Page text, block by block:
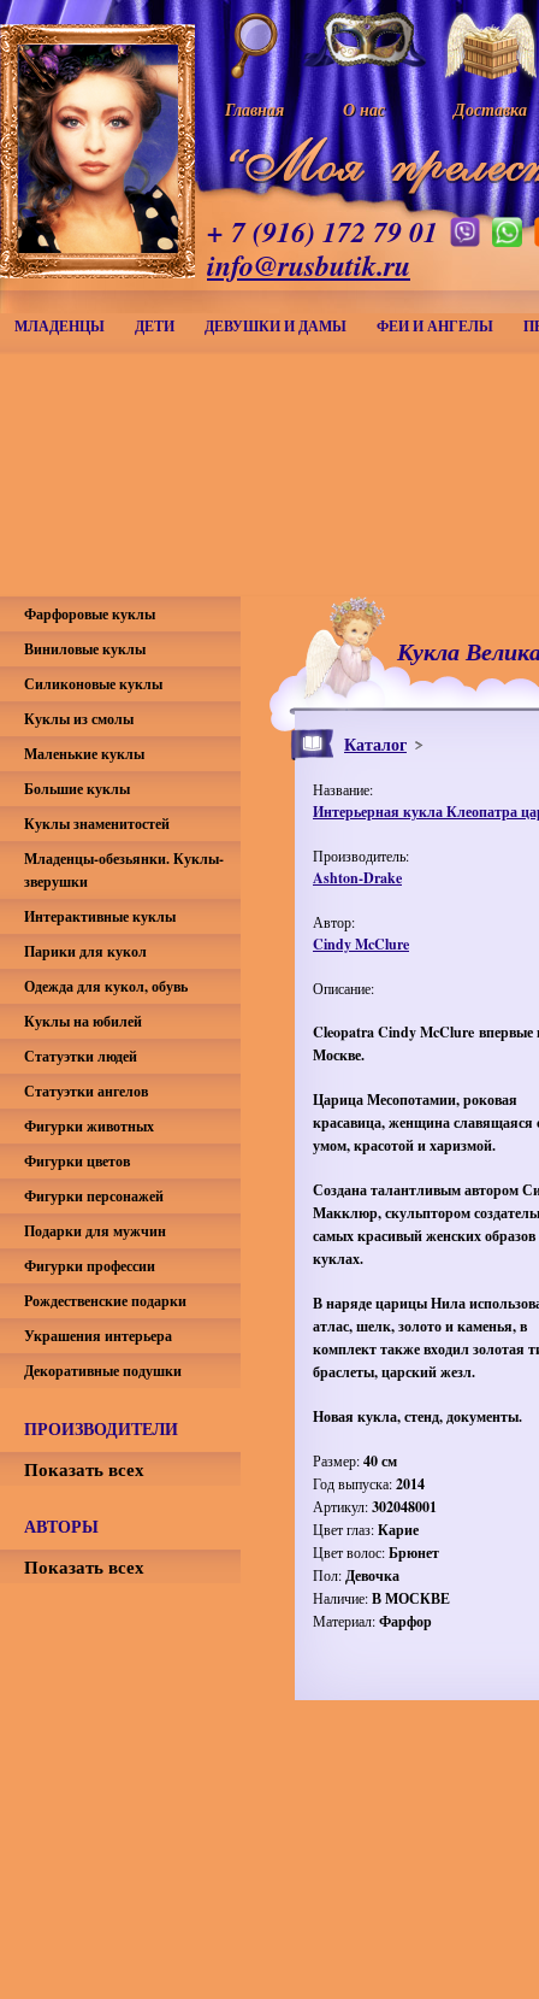
Главная О нас Доставка
+ 7 (916) 172 79 01
info@rusbutik.ru
МЛАДЕНЦЫ ДЕТИ ДЕВУШКИ И ДАМЫ ФЕИ И АНГЕЛЫ
Кукла
Каталог
Название:
Интерьерная кукла Клеопатра
Производитель:
Ashton-Drake
Автор:
Cindy McClure
Описание:
Cleopatra Cindy McClure впервые
Москве.
Царица Месопотамии, роковая
красавица, женщина славящаяся
умом, красотой и харизмой.
Создана талантливым автором
Макклюр, скульптором
самых красивый женских образов
куклах.
В наряде царицы Нила
атлас, шелк, золото и каменья, в
комплект также входил золотая
браслеты, царский жезл.
Новая кукла, стенд, документы.
Размер:40 см
Год выпуска:2014
Артикул:302048001
Цвет глаз:Карие
Цвет волос:Брюнет
Пол:Девочка
Наличие:В МОСКВЕ
Материал:Фарфор
Фарфоровые куклы
Виниловые куклы
Силиконовые куклы
Куклы из смолы
Маленькие куклы
Большие куклы
Куклы знаменитостей
Младенцы-обезьянки. Куклы-
зверушки
Интерактивные куклы
Парики для кукол
Одежда для кукол, обувь
Куклы на юбилей
Статуэтки людей
Статуэтки ангелов
Фигурки животных
Фигурки цветов
Фигурки персонажей
Подарки для мужчин
Фигурки профессии
Рождественские подарки
Украшения интерьера
Декоративные подушки
ПРОИЗВОДИТЕЛИ
Показать всех
АВТОРЫ
Показать всех